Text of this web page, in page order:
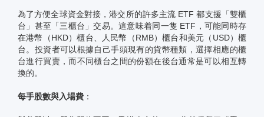
為了方便全球資金對接，港交所的許多主流 ETF 都支援「雙櫃
台」甚至「三櫃台」交易。這意味着同一隻 ETF，可能同時存
在港幣（HKD）櫃台、人民幣（RMB）櫃台和美元（USD）櫃
台。投資者可以根據自己手頭現有的貨幣種類，選擇相應的櫃
台進行買賣，而不同櫃台之間的份額在後台通常是可以相互轉
換的。
每手股數與入場費 ：